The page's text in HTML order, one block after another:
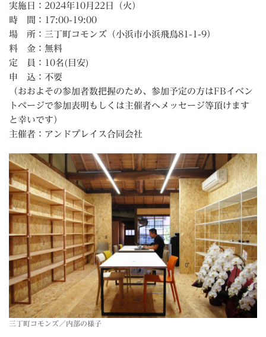
実施日：2024年10月22日（火）
時 間：17:00-19:00
場 所：三丁町コモンズ（小浜市小浜飛鳥81-1-9）
料 金：無料
定 員：10名(目安)
申 込：不要
（おおよその参加者数把握のため、参加予定の方はFBイベン
トページで参加表明もしくは主催者へメッセージ等頂けます
と幸いです）
主催者：アンドプレイス合同会社
三丁町コモンズ／内部の様子